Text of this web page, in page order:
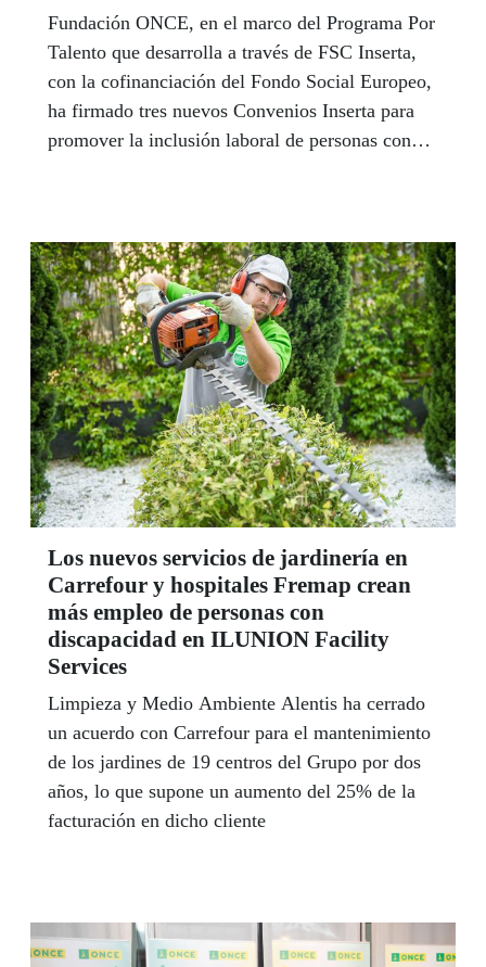
Fundación ONCE, en el marco del Programa Por
Talento que desarrolla a través de FSC Inserta,
con la cofinanciación del Fondo Social Europeo,
ha firmado tres nuevos Convenios Inserta para
promover la inclusión laboral de personas con
Los nuevos servicios de jardinería en
Carrefour y hospitales Fremap crean
más empleo de personas con
discapacidad en ILUNION Facility
Services
Limpieza y Medio Ambiente Alentis ha cerrado
un acuerdo con Carrefour para el mantenimiento
de los jardines de 19 centros del Grupo por dos
años, lo que supone un aumento del 25% de la
facturación en dicho cliente